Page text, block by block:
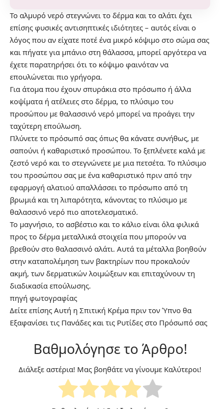
Το αλμυρό νερό στεγνώνει το δέρμα και το αλάτι έχει
επίσης φυσικές αντισηπτικές ιδιότητες – αυτός είναι ο
λόγος που αν είχατε ποτέ ένα μικρό κόψιμο στο σώμα σας
και πήγατε για μπάνιο στη θάλασσα, μπορεί αργότερα να
έχετε παρατηρήσει ότι το κόψιμο φαινόταν να
επουλώνεται πιο γρήγορα.
Για άτομα που έχουν σπυράκια στο πρόσωπο ή άλλα
κοψίματα ή ατέλειες στο δέρμα, το πλύσιμο του
προσώπου με θαλασσινό νερό μπορεί να προάγει την
ταχύτερη επούλωση.
Πλύνετε το πρόσωπό σας όπως θα κάνατε συνήθως, με
σαπούνι ή καθαριστικό προσώπου. Το ξεπλένετε καλά με
ζεστό νερό και το στεγνώνετε με μια πετσέτα. Το πλύσιμο
του προσώπου σας με ένα καθαριστικό πριν από την
εφαρμογή αλατιού απαλλάσσει το πρόσωπο από τη
βρωμιά και τη λιπαρότητα, κάνοντας το πλύσιμο με
θαλασσινό νερό πιο αποτελεσματικό.
Το μαγνήσιο, το ασβέστιο και το κάλιο είναι όλα φιλικά
προς το δέρμα μεταλλικά στοιχεία που μπορούν να
βρεθούν στο θαλασσινό αλάτι. Αυτά τα μέταλλα βοηθούν
στην καταπολέμηση των βακτηρίων που προκαλούν
ακμή, των δερματικών λοιμώξεων και επιταχύνουν τη
διαδικασία επούλωσης.
πηγή φωτογραφίας
Δείτε επίσης Αυτή η Σπιτική Κρέμα πριν τον Ύπνο θα
Εξαφανίσει τις Πανάδες και τις Ρυτίδες στο Πρόσωπό σας
Βαθμολόγησε το Άρθρο!
Διάλεξε αστέρια! Μας βοηθάτε να γίνουμε Καλύτεροι!